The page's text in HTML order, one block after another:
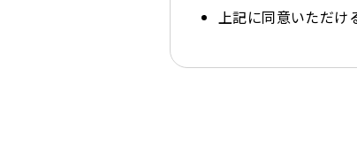
上記に同意いただけ